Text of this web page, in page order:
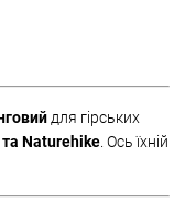
для гірських
Naturehike. Ось їхній